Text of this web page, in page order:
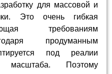
для массовой и
Это очень гибкая
требованиям
продуманным
под реалии
масштаба. Поэтому